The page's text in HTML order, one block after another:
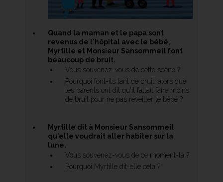
Quand la maman et le papa sont
revenus de l'hôpital avec le bébé,
Myrtille et Monsieur Sansommeil font
beaucoup de bruit.
Vous souvenez-vous de cette scène ?
Pourquoi font-ils tant de bruit, alors que
les parents ont dit qu'il fallait faire moins
de bruit pour ne pas réveiller le bébé ?
Myrtille dit à Monsieur Sansommeil
qu'elle voudrait aller habiter sur la
lune.
Vous souvenez-vous de ce moment-là ?
Pourquoi Myrtille dit-elle cela ?